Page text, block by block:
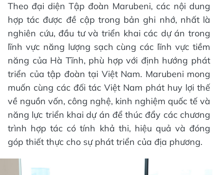
Theo đại diện Tập đoàn Marubeni, các nội dung
hợp tác được đề cập trong bản ghi nhớ, nhất là
nghiên cứu, đầu tư và triển khai các dự án trong
lĩnh vực năng lượng sạch cùng các lĩnh vực tiềm
năng của Hà Tĩnh, phù hợp với định hướng phát
triển của tập đoàn tại Việt Nam. Marubeni mong
muốn cùng các đối tác Việt Nam phát huy lợi thế
về nguồn vốn, công nghệ, kinh nghiệm quốc tế và
năng lực triển khai dự án để thúc đẩy các chương
trình hợp tác có tính khả thi, hiệu quả và đóng
góp thiết thực cho sự phát triển của địa phương.